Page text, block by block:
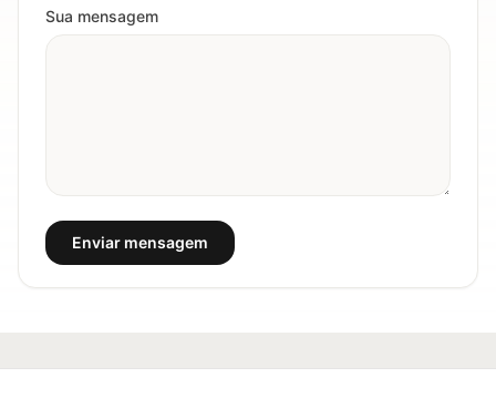
Sua mensagem
Enviar mensagem